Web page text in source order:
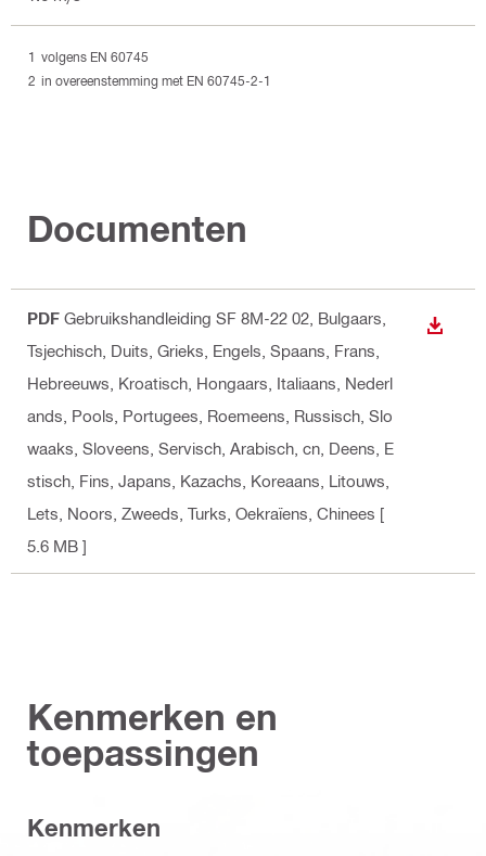
volgens EN 60745
in overeenstemming met EN 60745-2-1
Documenten
PDF Gebruikshandleiding SF 8M-22 02 , Bulgaars,
Tsjechisch, Duits, Grieks, Engels, Spaans, Frans,
Hebreeuws, Kroatisch, Hongaars, Italiaans, Nederl
ands, Pools, Portugees, Roemeens, Russisch, Slo
waaks, Sloveens, Servisch, Arabisch, cn, Deens, E
stisch, Fins, Japans, Kazachs, Koreaans, Litouws,
Lets, Noors, Zweeds, Turks, Oekraïens, Chinees [
5.6 MB ]
Kenmerken en
toepassingen
Kenmerken